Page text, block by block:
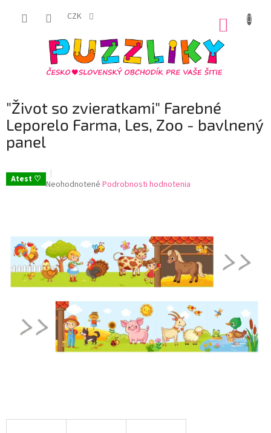
CZK
"Život so zvieratkami" Farebné
Leporelo Farma, Les, Zoo - bavlnený
panel
Atest ♡ Priemerné
z
5
hviezdičiek.
Neohodnotené Podrobnosti hodnotenia